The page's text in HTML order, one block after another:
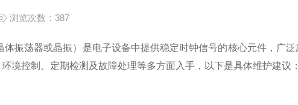
浏览次数：387
体振荡器或晶振）是电子设备中提供稳定时钟信号的核心元件，广
境控制、定期检测及故障处理等多方面入手，以下是具体维护建议：